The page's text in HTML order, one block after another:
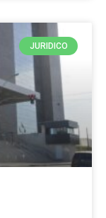
JURIDICO